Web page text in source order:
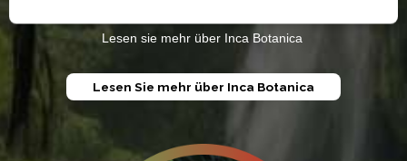
Lesen sie mehr über Inca Botanica
Lesen Sie mehr über Inca Botanica